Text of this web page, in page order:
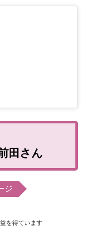
田さん
ジ
を得ています